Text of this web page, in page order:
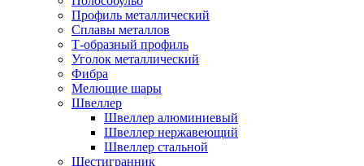
Профиль металлический
Сплавы металлов
Т-образный профиль
Уголок металлический
Фибра
Мелющие шары
Швеллер
Швеллер алюминиевый
Швеллер нержавеющий
Швеллер стальной
Шестигранник